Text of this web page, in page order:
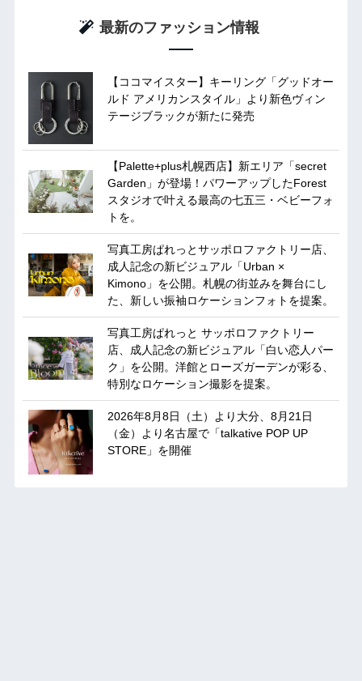
最新のファッション情報
【ココマイスター】キーリング「グッドオー
ルド アメリカンスタイル」より新色ヴィン
テージブラックが新たに発売
【Palette+plus札幌西店】新エリア「secret
Garden」が登場！パワーアップしたForest
スタジオで叶える最高の七五三・ベビーフォ
トを。
写真工房ぱれっとサッポロファクトリー店、
成人記念の新ビジュアル「Urban ×
Kimono」を公開。札幌の街並みを舞台にし
た、新しい振袖ロケーションフォトを提案。
写真工房ぱれっと サッポロファクトリー
店、成人記念の新ビジュアル「白い恋人パー
ク」を公開。洋館とローズガーデンが彩る、
特別なロケーション撮影を提案。
2026年8月8日（土）より大分、8月21日
（金）より名古屋で「talkative POP UP
STORE」を開催